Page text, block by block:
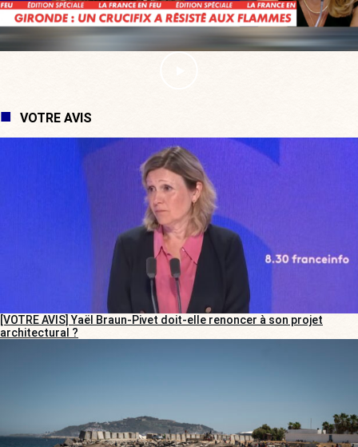
VOTRE AVIS
[VOTRE AVIS] Yaël Braun-Pivet doit-elle renoncer à son projet
architectural ?